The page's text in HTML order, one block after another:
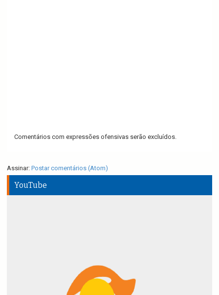
Comentários com expressões ofensivas serão excluídos.
Assinar: Postar comentários (Atom)
YouTube